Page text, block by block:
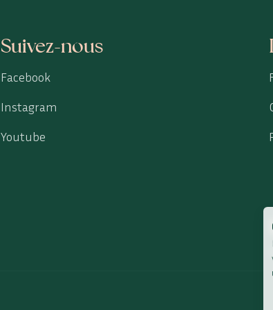
Suivez-nous
Facebook
Instagram
Youtube